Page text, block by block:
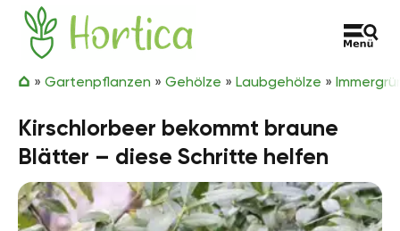
Zum Inhalt springen
Hortica
» Gartenpflanzen » Gehölze » Laubgehölze »
Kirschlorbeer bekommt braune
Blätter – diese Schritte helfen